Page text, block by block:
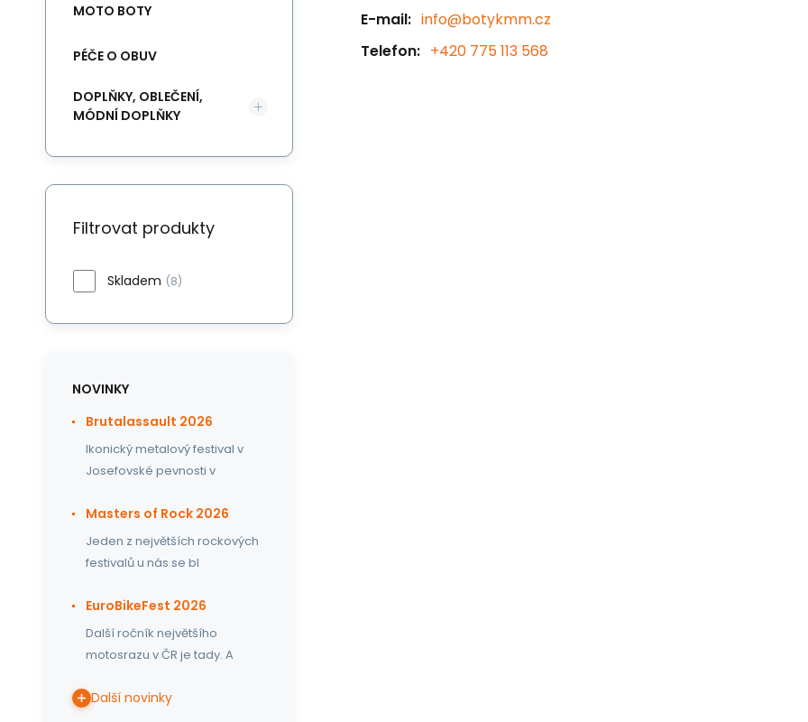
E-mail: info@botykmm.cz
Telefon: +420 775 113 568
MOTO BOTY
PÉČE O OBUV
DOPLŇKY, OBLEČENÍ,
MÓDNÍ DOPLŇKY
Filtrovat produkty
Skladem (8)
NOVINKY
Brutalassault 2026
Ikonický metalový festival v
Josefovské pevnosti v
Masters of Rock 2026
Jeden z největších rockových
festivalů u nás se bl
EuroBikeFest 2026
Další ročník největšího
motosrazu v ČR je tady. A
Další novinky